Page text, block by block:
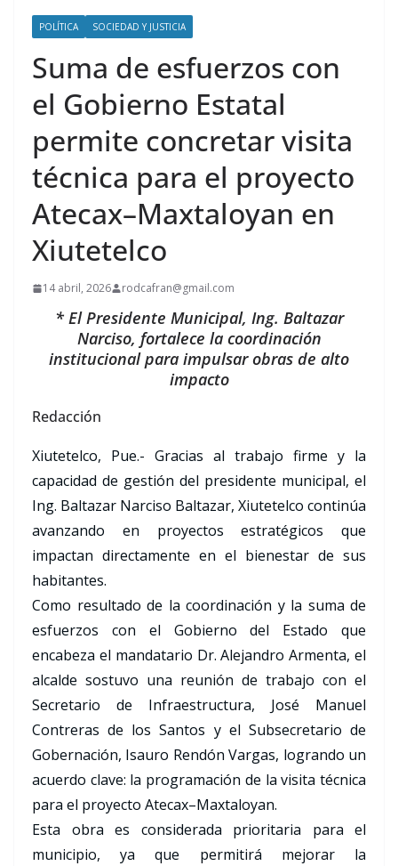
POLÍTICA SOCIEDAD Y JUSTICIA
Suma de esfuerzos con
el Gobierno Estatal
permite concretar visita
técnica para el proyecto
Atecax–Maxtaloyan en
Xiutetelco
14 abril, 2026 rodcafran@gmail.com
* El Presidente Municipal, Ing. Baltazar
Narciso, fortalece la coordinación
institucional para impulsar obras de alto
impacto
Redacción
Xiutetelco, Pue.- Gracias al trabajo firme y la
capacidad de gestión del presidente municipal, el
Ing. Baltazar Narciso Baltazar, Xiutetelco continúa
avanzando en proyectos estratégicos que
impactan directamente en el bienestar de sus
habitantes.
Como resultado de la coordinación y la suma de
esfuerzos con el Gobierno del Estado que
encabeza el mandatario Dr. Alejandro Armenta, el
alcalde sostuvo una reunión de trabajo con el
Secretario de Infraestructura, José Manuel
Contreras de los Santos y el Subsecretario de
Gobernación, Isauro Rendón Vargas, logrando un
acuerdo clave: la programación de la visita técnica
para el proyecto Atecax–Maxtaloyan.
Esta obra es considerada prioritaria para el
municipio, ya que permitirá mejorar la